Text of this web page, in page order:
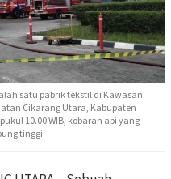
satu pabrik tekstil di Kawasan
Cikarang Utara, Kabupaten
10.00 WIB, kobaran api yang
tinggi.